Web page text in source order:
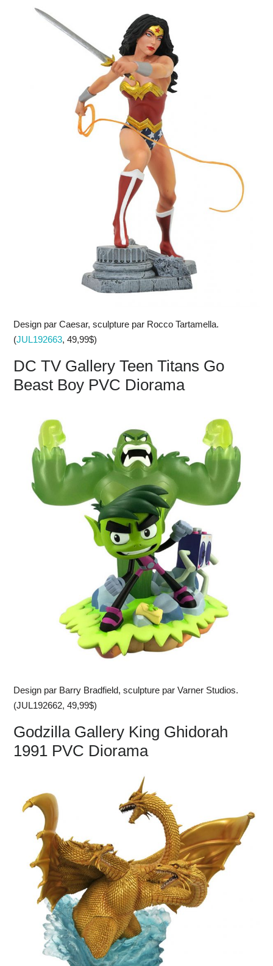
Design par Caesar, sculpture par Rocco Tartamella.
(JUL192663, 49,99$)
DC TV Gallery Teen Titans Go
Beast Boy PVC Diorama
Design par Barry Bradfield, sculpture par Varner Studios.
(JUL192662, 49,99$)
Godzilla Gallery King Ghidorah
1991 PVC Diorama